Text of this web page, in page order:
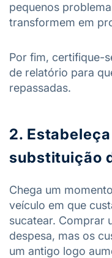
pequenos
transformem em
Por fim, certifique-
de relatório para
repassadas.
2.
substituição
Chega um
veículo em que
sucatear. Comprar
despesa, mas os
um antigo logo